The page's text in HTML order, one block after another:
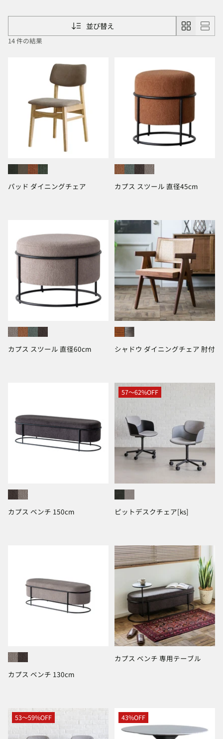
並び替え
14 件の結果
パッド ダイニングチェア カプス スツール 直径45cm
カプス スツール 直径60cm シャドウ ダイニングチェア 肘付
カプス ベンチ 150cm
57〜62%OFF
ピットデスクチェア[ks]
カプス ベンチ 130cm
カプス ベンチ 専用テーブル
53〜59%OFF 43%OFF